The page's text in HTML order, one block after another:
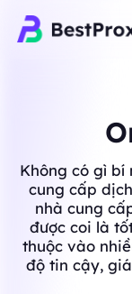
Không có gì
cung cấp
nhà cung
được coi là
thuộc vào
độ tin cậy,